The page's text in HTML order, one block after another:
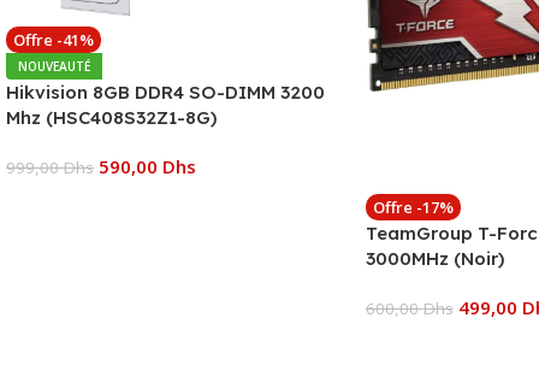
Offre -41%
NOUVEAUTÉ
Hikvision 8GB DDR4 SO-DIMM 3200
Mhz (HSC408S32Z1-8G)
999,00Dhs 590,00 Dhs
Offre -17%
TeamGroup T-
3000MHz (Noir)
600,00Dhs 499,00